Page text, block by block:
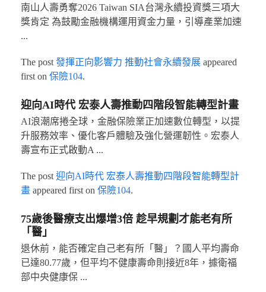
南山人壽勇奪2026 Taiwan SIA台灣永續投資獎三項大
獎肯定 為鼓勵金融機構運用資金力量，引導產業加速
...
The post 發揮正向影響力 推動社會永續發展appeared
first on 保險104.
迎向AI時代 宏泰人壽推動四階段智能轉型計畫
AI浪潮席捲全球，金融保險業正加速數位轉型，以提
升服務效率、優化客戶體驗及強化營運韌性。宏泰人
壽宣布正式啟動A ...
The post 迎向AI時代 宏泰人壽推動四階段智能轉型計
畫appeared first on 保險104.
75歲後醫療支出爆增3倍 趁早規劃才能老有所
「醫」
退休前，能否確定自己老有所「醫」？國人平均壽命
已達80.77歲，但平均不健康壽命則接近8年，據衛福
部中央健康保 ...